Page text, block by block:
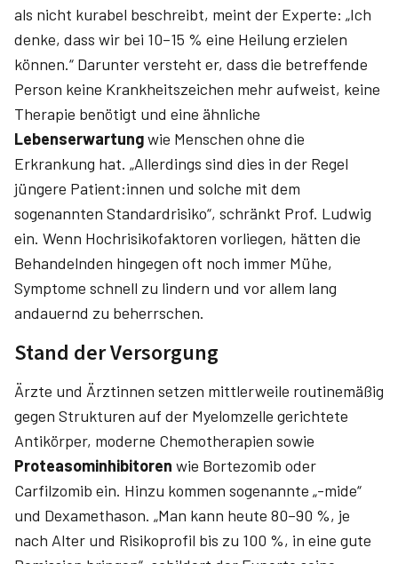
als nicht kurabel beschreibt, meint der Experte: „Ich
denke, dass wir bei 10–15 % eine Heilung erzielen
können.“ Darunter versteht er, dass die betreffende
Person keine Krankheitszeichen mehr aufweist, keine
Therapie benötigt und eine ähnliche
Lebenserwartungwie Menschen ohne die
Erkrankung hat. „Allerdings sind dies in der Regel
jüngere Patient:innen und solche mit dem
sogenannten Standardrisiko“, schränkt Prof. Ludwig
ein. Wenn Hochrisikofaktoren vorliegen, hätten die
Behandelnden hingegen oft noch immer Mühe,
Symptome schnell zu lindern und vor allem lang
andauernd zu beherrschen.
Stand der Versorgung
Ärzte und Ärztinnen setzen mittlerweile routinemäßig
gegen Strukturen auf der Myelomzelle gerichtete
Antikörper, moderne Chemotherapien sowie
Proteasominhibitoren wie Bortezomib oder
Carfilzomib ein. Hinzu kommen sogenannte „-mide“
und Dexamethason. „Man kann heute 80–90 %, je
nach Alter und Risikoprofil bis zu 100 %, in eine gute